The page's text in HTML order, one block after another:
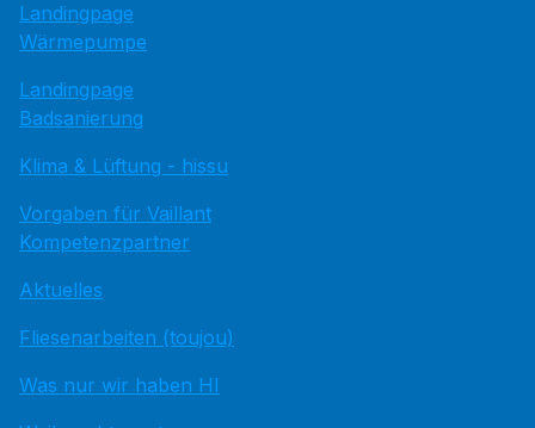
Landingpage
Wärmepumpe
Landingpage
Badsanierung
Klima & Lüftung - hissu
Vorgaben für Vaillant
Kompetenzpartner
Aktuelles
Fliesenarbeiten (toujou)
Was nur wir haben HI